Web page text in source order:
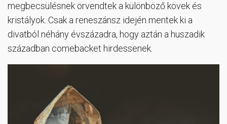
megbecsülésnek örvendtek a különböző kövek és
kristályok. Csak a reneszánsz idején mentek ki a
divatból néhány évszázadra, hogy aztán a huszadik
században comebacket hirdessenek.